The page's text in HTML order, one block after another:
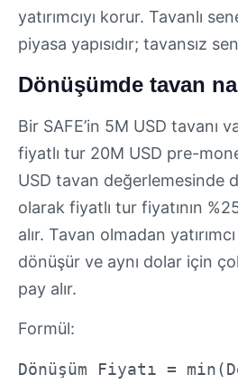
yatırımcıyı korur. Tavanlı
piyasa yapısıdır; tavansız
Dönüşümde tavan
Bir SAFE’in 5M USD tavanı
fiyatlı tur 20M USD pre-
USD tavan değerlemesinde
olarak fiyatlı tur fiyatının
alır. Tavan olmadan
dönüşür ve aynı dolar için
pay alır.
Formül:
Dönüşüm Fiyatı =